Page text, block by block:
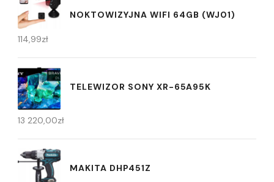
NOKTOWIZYJNA WIFI 64GB (WJ01)
114,99zł
TELEWIZOR SONY XR-65A95K
13 220,00zł
MAKITA DHP451Z